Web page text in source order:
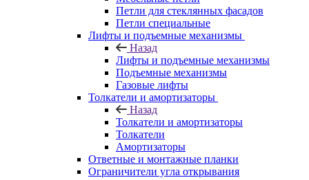
Петли для стеклянных фасадов
Петли специальные
Лифты и подъемные механизмы
Назад
Лифты и подъемные механизмы
Подъемные механизмы
Газовые лифты
Толкатели и амортизаторы
Назад
Толкатели и амортизаторы
Толкатели
Амортизаторы
Ответные и монтажные планки
Ограничители угла открывания